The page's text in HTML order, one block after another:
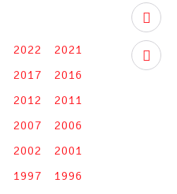
2022
2021
2017
2016
2012
2011
2007
2006
2002
2001
1997 1996